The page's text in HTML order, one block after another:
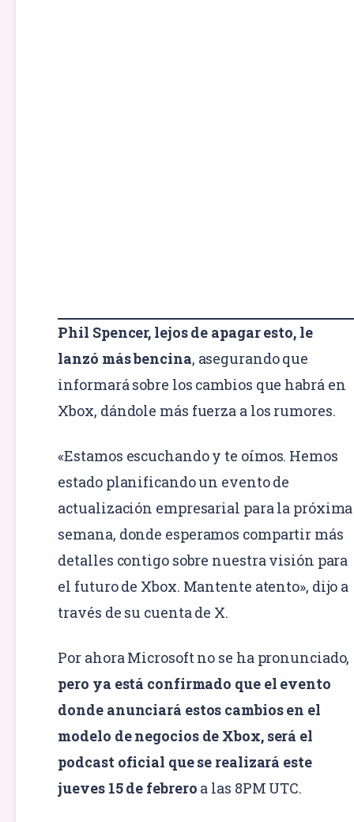
Phil Spencer, lejos de apagar esto, le
lanzó más bencina, asegurando que
informará sobre los cambios que habrá en
Xbox, dándole más fuerza a los rumores.
«Estamos escuchando y te oímos. Hemos
estado planificando un evento de
actualización empresarial para la próxima
semana, donde esperamos compartir más
detalles contigo sobre nuestra visión para
el futuro de Xbox. Mantente atento», dijo a
través de su cuenta de X.
Por ahora Microsoft no se ha pronunciado,
pero ya está confirmado que el evento
donde anunciará estos cambios en el
modelo de negocios de Xbox, será el
podcast oficial que se realizará este
jueves 15 de febrero a las 8PM UTC.